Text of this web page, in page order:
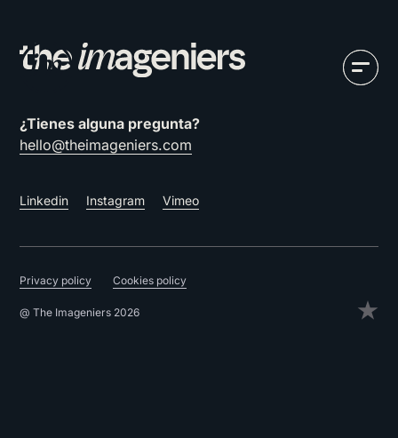
¿Tienes alguna pregunta?
hello@theimageniers.com
Linkedin Instagram Vimeo
Privacy policy Cookies policy
@ The Imageniers 2026